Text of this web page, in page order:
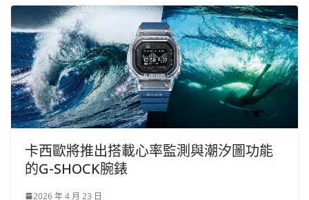
卡西歐將推出搭載心率監測與潮汐圖功能
的G-SHOCK腕錶
2026 年 4 月 23 日